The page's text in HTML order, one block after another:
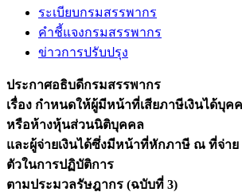
ระเบียบกรมสรรพากร
คำชี้แจงกรมสรรพากร
ข่าวการปรับปรุง
ประกาศอธิบดีกรมสรรพากร
เรื่อง กำหนดให้ผู้มีหน้าที่เสียภาษีเงินได้บุ
หรือห้างหุ้นส่วนนิติบุคคล
และผู้จ่ายเงินได้ซึ่งมีหน้าที่หักภาษี ณ ที่จ่าย
ตัวในการปฏิบัติการ
ตามประมวลรัษฎากร (ฉบับที่ 3)